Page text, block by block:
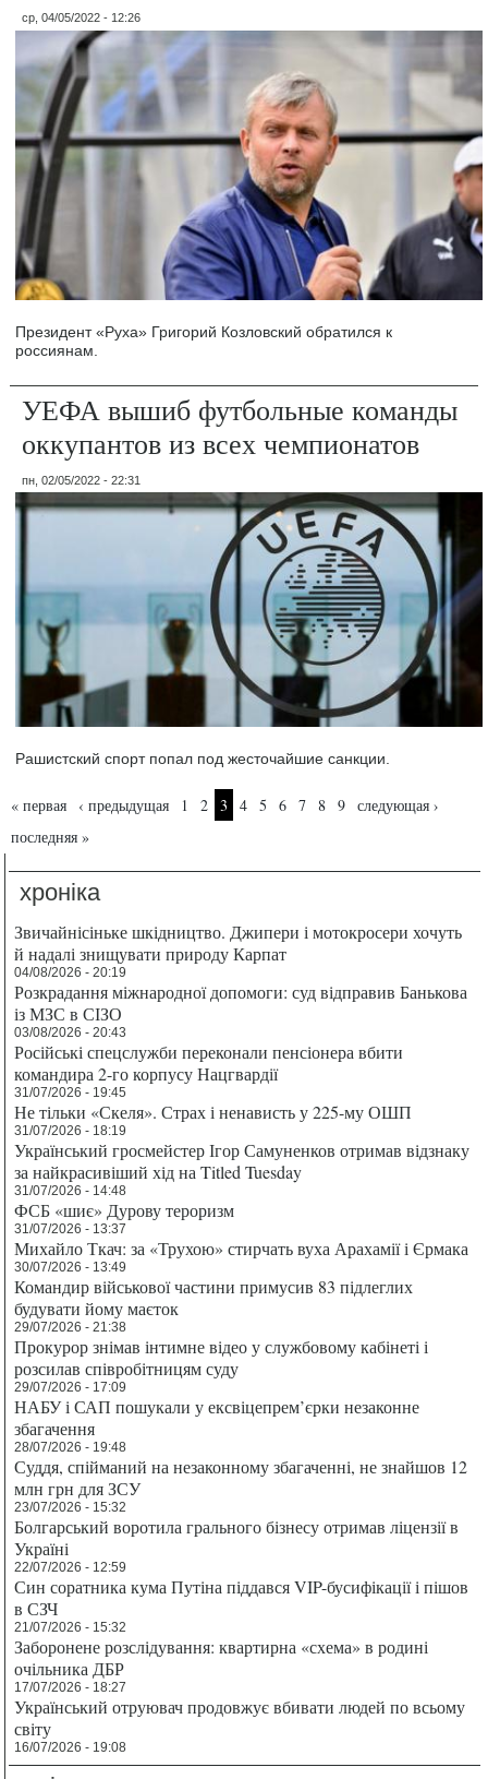
ср, 04/05/2022 - 12:26
Президент «Руха» Григорий Козловский обратился к
россиянам.
УЕФА вышиб футбольные команды
оккупантов из всех чемпионатов
пн, 02/05/2022 - 22:31
Рашистский спорт попал под жесточайшие санкции.
Страницы
« первая ‹ предыдущая 1 2 3 4 5 6 7 8 9
следующая ›
последняя »
хроніка
Звичайнісіньке шкідництво. Джипери і мотокросери хочуть
й надалі знищувати природу Карпат
04/08/2026 - 20:19
Розкрадання міжнародної допомоги: суд відправив Банькова
із МЗС в СІЗО
03/08/2026 - 20:43
Російські спецслужби переконали пенсіонера вбити
командира 2-го корпусу Нацгвардії
31/07/2026 - 19:45
Не тільки «Скеля». Страх і ненависть у 225-му ОШП
31/07/2026 - 18:19
Український гросмейстер Ігор Самуненков отримав відзнаку
за найкрасивіший хід на Titled Tuesday
31/07/2026 - 14:48
ФСБ «шиє» Дурову тероризм
31/07/2026 - 13:37
Михайло Ткач: за «Трухою» стирчать вуха Арахамії і Єрмака
30/07/2026 - 13:49
Командир військової частини примусив 83 підлеглих
будувати йому маєток
29/07/2026 - 21:38
Прокурор знімав інтимне відео у службовому кабінеті і
розсилав співробітницям суду
29/07/2026 - 17:09
НАБУ і САП пошукали у ексвіцепрем’єрки незаконне
збагачення
28/07/2026 - 19:48
Суддя, спійманий на незаконному збагаченні, не знайшов 12
млн грн для ЗСУ
23/07/2026 - 15:32
Болгарський воротила грального бізнесу отримав ліцензії в
Україні
22/07/2026 - 12:59
Син соратника кума Путіна піддався VIP-бусифікації і пішов
в СЗЧ
21/07/2026 - 15:32
Заборонене розслідування: квартирна «схема» в родині
очільника ДБР
17/07/2026 - 18:27
Український отруювач продовжує вбивати людей по всьому
світу
16/07/2026 - 19:08